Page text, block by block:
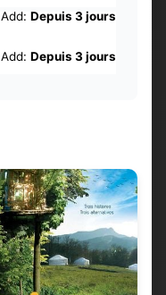
Add: Depuis 3 jours
Add: Depuis 3 jours